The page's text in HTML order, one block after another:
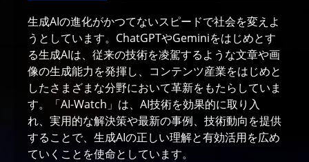
生成AIの進化がかつてないスピードで社会を変えよ
うとしています。ChatGPTやGeminiをはじめとす
る生成AIは、従来の技術を凌駕するような文章や画
像の生成能力を発揮し、コンテンツ産業をはじめと
したさまざまな分野において革新をもたらしていま
す。「AI-Watch」は、AI技術を効果的に取り入
れ、実用的な解決策や最新の事例、技術動向を提供
することで、生成AIの正しい理解と有効活用を広め
ていくことを使命としています。